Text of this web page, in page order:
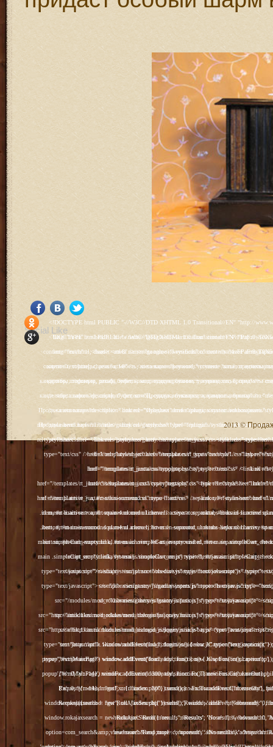
<!DOCTYPE html PUBLIC "-//W3C//DTD XHTML 1.0 Transitional//EN" "http://www.w3.org/TR/xhtml1/DTD/xhtml1-transitional.dtd"> <html xmlns="http://www.w3.org/1999/xhtml" xml:lang="ru-ru" lang="ru-ru" > <head> <meta name="google-site-verification" content="4vFPaFr8_T0N5uYcY4vh3M1DtIkbIJH6yDV7_NDqfJc" /> <base href="http://antik.1kzn.ru/" /> <meta http-equiv="content-type" content="text/html; charset=utf-8" /> <meta name="keywords" content="каталог антиквариат, часы продажа, старинные часы, напольные часы, настенные часы, каминные часы, мебель, старинные люстры, картины, торшеры, резьба, мебель, коллекционирование, чугунное литьё, предметы старины, реставрация, интерьер, модерн, классицизм, кресло, диван, мозаика, гарнитур, дуб, зеркало, светильник, канделябр, шифоньер, шкаф, буфет, комод, сундук, букинист, жирандоль, бронза" /> <meta name="rights" content="Продажа антиквариата http://antik.1kzn.ru" /> <meta name="author" content="Super User" /> <meta name="description" content="Продажа антиквариата, каталог антиквариата." /> <meta name="generator" content="Joomla! - Open Source Content Management" /> <title>Каталог антиквариата - Продажа антиквариата </title> <link rel="stylesheet" href="/plugins/system/rokbox/assets/styles/rokbox.css" type="text/css" /> <link rel="stylesheet" href="/libraries/gantry/css/grid-12.css" type="text/css" /> <link rel="stylesheet" href="/libraries/gantry/css/gantry.css" type="text/css" /> <link rel="stylesheet" href="/libraries/gantry/css/joomla.css" type="text/css" /> <link rel="stylesheet" href="/templates/rt_juxta/css/joomla.css" type="text/css" /> <link rel="stylesheet" href="/templates/rt_juxta/css/style1.css" type="text/css" /> <link rel="stylesheet" href="/templates/rt_juxta/css/demo-styles.css" type="text/css" /> <link rel="stylesheet" href="/templates/rt_juxta/css/template.css" type="text/css" /> <link rel="stylesheet" href="/templates/rt_juxta/css/template-firefox.css" type="text/css" /> <link rel="stylesheet" href="/templates/rt_juxta/css/typography.css" type="text/css" /> <link rel="stylesheet" href="/templates/rt_juxta/css/backgrounds.css" type="text/css" /> <link rel="stylesheet" href="/templates/rt_juxta/css/fusionmenu.css" type="text/css" /> <link rel="stylesheet" href="/modules/mod_roknewspager/themes/light/roknewspager.css" type="text/css" /> <style type="text/css"> #rt-main-surround ul.menu li.active > a, #rt-main-surround ul.menu li.active > .separator, #rt-main-surround ul.menu li.active > .item, #rt-main-surround .square4 ul.menu li:hover > a, #rt-main-surround .square4 ul.menu li:hover > .item, #rt-main-surround .square4 ul.menu li:hover > .separator, .roktabs-links ul li.active span, .menutop li:hover > .item, .menutop li.f-menuparent-itemfocus .item, .menutop li.active > .item {color:#660000;} a, .button, #rt-main-surround ul.menu a:hover, #rt-main-surround ul.menu .separator:hover, #rt-main-surround ul.menu .item:hover, .title1 .module-title .title, #rt-main .item_add:link, #rt-main .item_add:visited, #rt-main .simpleCart_empty:link, #rt-main .simpleCart_empty:visited, #rt-main .simpleCart_checkout:link, #rt-main .simpleCart_checkout:visited {color:#660000;} body #rt-logo {width:400px;height:200px;} </style> <script src="/media/system/js/mootools-core.js" type="text/javascript"></script> <script src="/media/system/js/core.js" type="text/javascript"></script> <script src="/media/
<!DOCTYPE html PUBLIC "-//W3C//DTD XHTML 1.0 Transitional//EN" "http://www.w3.org/TR/xhtml1/DTD/xhtml1-transitional.dtd"> <html xmlns="http://www.w3.org/1999/xhtml" xml:lang="ru-ru" lang="ru-ru" > <head> <meta name="google-site-verification" content="4vFPaFr8_T0N5uYcY4vh3M1DtIkbIJH6yDV7_NDqfJc" /> <base href="http://antik.1kzn.ru/" /> <meta http-equiv="content-type" content="text/html; charset=utf-8" /> <meta name="keywords" content="каталог антиквариат, часы продажа, старинные часы, напольные часы, настенные часы, каминные часы, мебель, старинные люстры, картины, торшеры, резьба, мебель, коллекционирование, чугунное литьё, предметы старины, реставрация, интерьер, модерн, классицизм, кресло, диван, мозаика, гарнитур, дуб, зеркало, светильник, канделябр, шифоньер, шкаф, буфет, комод, сундук, букинист, жирандоль, бронза" /> <meta name="rights" content="Продажа антиквариата http://antik.1kzn.ru" /> <meta name="author" content="Super User" /> <meta name="description" content="Продажа антиквариата, каталог антиквариата." /> <meta name="generator" content="Joomla! - Open Source Content Management" /> <title>Каталог антиквариата - Продажа антиквариата </title> <link rel="stylesheet" href="/plugins/system/rokbox/assets/styles/rokbox.css" type="text/css" /> <link rel="stylesheet" href="/libraries/gantry/css/grid-12.css" type="text/css" /> <link rel="stylesheet" href="/libraries/gantry/css/gantry.css" type="text/css" /> <link rel="stylesheet" href="/libraries/gantry/css/joomla.css" type="text/css" /> <link rel="stylesheet" href="/templates/rt_juxta/css/joomla.css" type="text/css" /> <link rel="stylesheet" href="/templates/rt_juxta/css/style1.css" type="text/css" /> <link rel="stylesheet" href="/templates/rt_juxta/css/demo-styles.css" type="text/css" /> <link rel="stylesheet" href="/templates/rt_juxta/css/template.css" type="text/css" /> <link rel="stylesheet" href="/templates/rt_juxta/css/template-firefox.css" type="text/css" /> <link rel="stylesheet" href="/templates/rt_juxta/css/typography.css" type="text/css" /> <link rel="stylesheet" href="/templates/rt_juxta/css/backgrounds.css" type="text/css" /> <link rel="stylesheet" href="/templates/rt_juxta/css/fusionmenu.css" type="text/css" /> <link rel="stylesheet" href="/modules/mod_roknewspager/themes/light/roknewspager.css" type="text/css" /> <style type="text/css"> #rt-main-surround ul.menu li.active > a, #rt-main-surround ul.menu li.active > .separator, #rt-main-surround ul.menu li.active > .item, #rt-main-surround .square4 ul.menu li:hover > a, #rt-main-surround .square4 ul.menu li:hover > .item, #rt-main-surround .square4 ul.menu li:hover > .separator, .roktabs-links ul li.active span, .menutop li:hover > .item, .menutop li.f-menuparent-itemfocus .item, .menutop li.active > .item {color:#660000;} a, .button, #rt-main-surround ul.menu a:hover, #rt-main-surround ul.menu .separator:hover, #rt-main-surround ul.menu .item:hover, .title1 .module-title .title, #rt-main .item_add:link, #rt-main .item_add:visited, #rt-main .simpleCart_empty:link, #rt-main .simpleCart_empty:visited, #rt-main .simpleCart_checkout:link, #rt-main .simpleCart_checkout:visited {color:#660000;} body #rt-logo {width:400px;height:200px;} </style> <script src="/media/system/js/mootools-core.js" type="text/javascript"></script> <script src="/media/system/js/core.js" type="text/javascript"></script> <script src="/media/
Social Like
2013 ©